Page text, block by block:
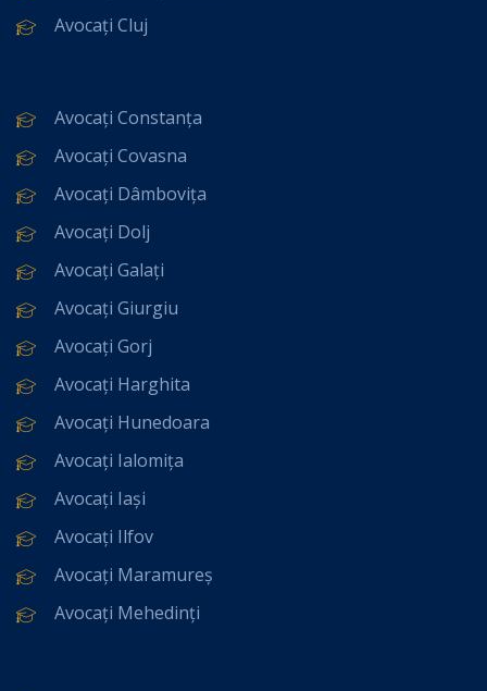
Avocați Cluj
Avocați Constanța
Avocați Covasna
Avocați Dâmbovița
Avocați Dolj
Avocați Galați
Avocați Giurgiu
Avocați Gorj
Avocați Harghita
Avocați Hunedoara
Avocați Ialomița
Avocați Iași
Avocați Ilfov
Avocați Maramureș
Avocați Mehedinți